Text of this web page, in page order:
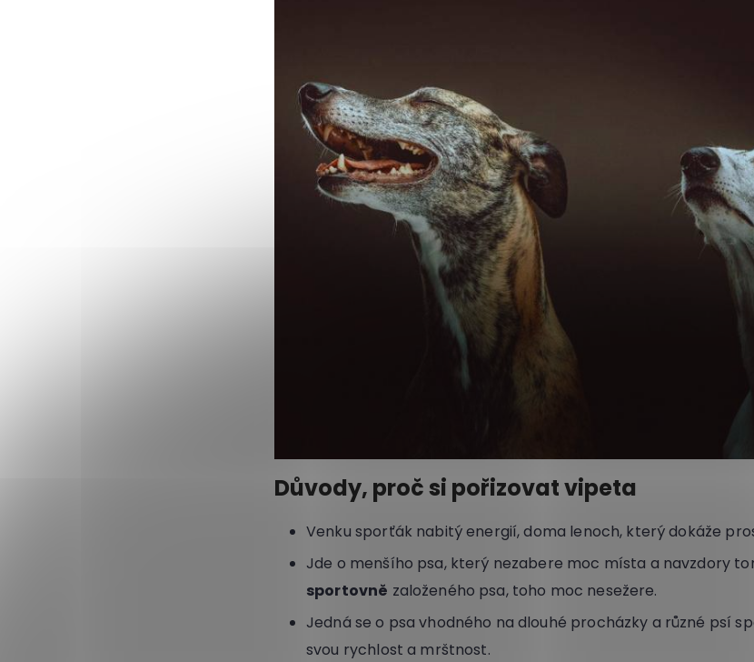
Důvody, proč si pořizovat vipeta
Venku sporťák nabitý energií, doma lenoch, který dokáže
Jde o menšího psa, který nezabere moc místa a navzdory
sportovně založeného psa, toho moc nesežere.
Jedná se o psa vhodného na dlouhé procházky a různé psí
svou rychlost a mrštnost.